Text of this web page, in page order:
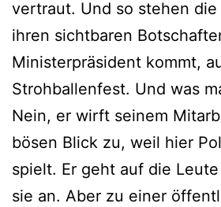
vertraut. Und so stehen
ihren sichtbaren
Ministerpräsident kommt,
Strohballenfest. Und was
Nein, er wirft seinem
bösen Blick zu, weil hier
spielt. Er geht auf die
sie an. Aber zu einer